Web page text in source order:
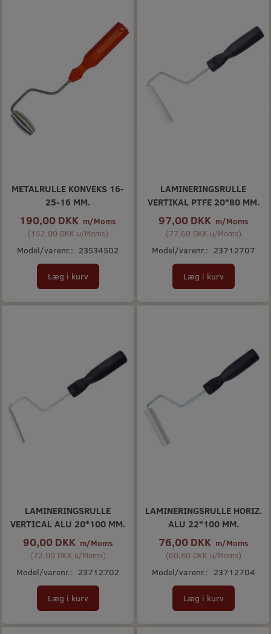
METALRULLE KONVEKS 16-
25-16 MM.
190,00 DKK m/Moms
(152,00 DKK u/Moms)
Model/varenr.: 23534502
Læg i kurv
LAMINERINGSRULLE
VERTIKAL PTFE 20*80 MM.
97,00 DKK m/Moms
(77,60 DKK u/Moms)
Model/varenr.: 23712707
Læg i kurv
LAMINERINGSRULLE
VERTICAL ALU 20*100 MM.
90,00 DKK m/Moms
(72,00 DKK u/Moms)
Model/varenr.: 23712702
Læg i kurv
LAMINERINGSRULLE HORIZ.
ALU 22*100 MM.
76,00 DKK m/Moms
(60,80 DKK u/Moms)
Model/varenr.: 23712704
Læg i kurv